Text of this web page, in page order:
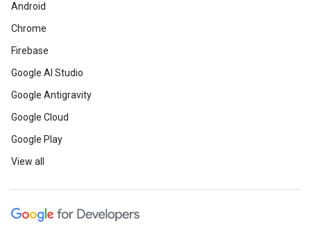
Android
Chrome
Firebase
Google AI Studio
Google Antigravity
Google Cloud
Google Play
View all